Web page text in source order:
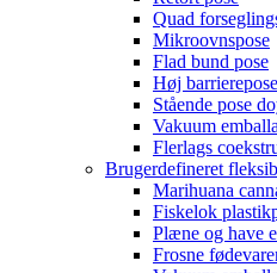
Quad
Mikroovnspose
Flad bund pose
Høj
Stående pose
Vakuum
Flerlags
Brugerdefineret
Marihuana
Fiskelok
Plæne og have
Frosne